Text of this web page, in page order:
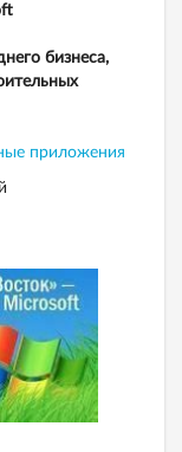
бизнеса,
приложения